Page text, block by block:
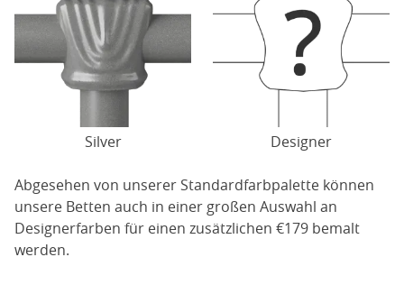
Silver Designer
Abgesehen von unserer Standardfarbpalette können
unsere Betten auch in einer großen Auswahl an
Designerfarben für einen zusätzlichen €179 bemalt
werden.